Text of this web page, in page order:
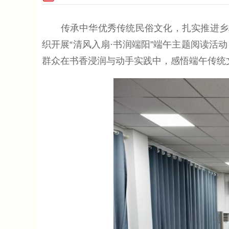
传承中华优秀传统民俗文化，扎实推进乡
织开展“清风入扇·书润端阳”端午主题阅读活
群众在书香浸润与动手实践中，感悟端午传